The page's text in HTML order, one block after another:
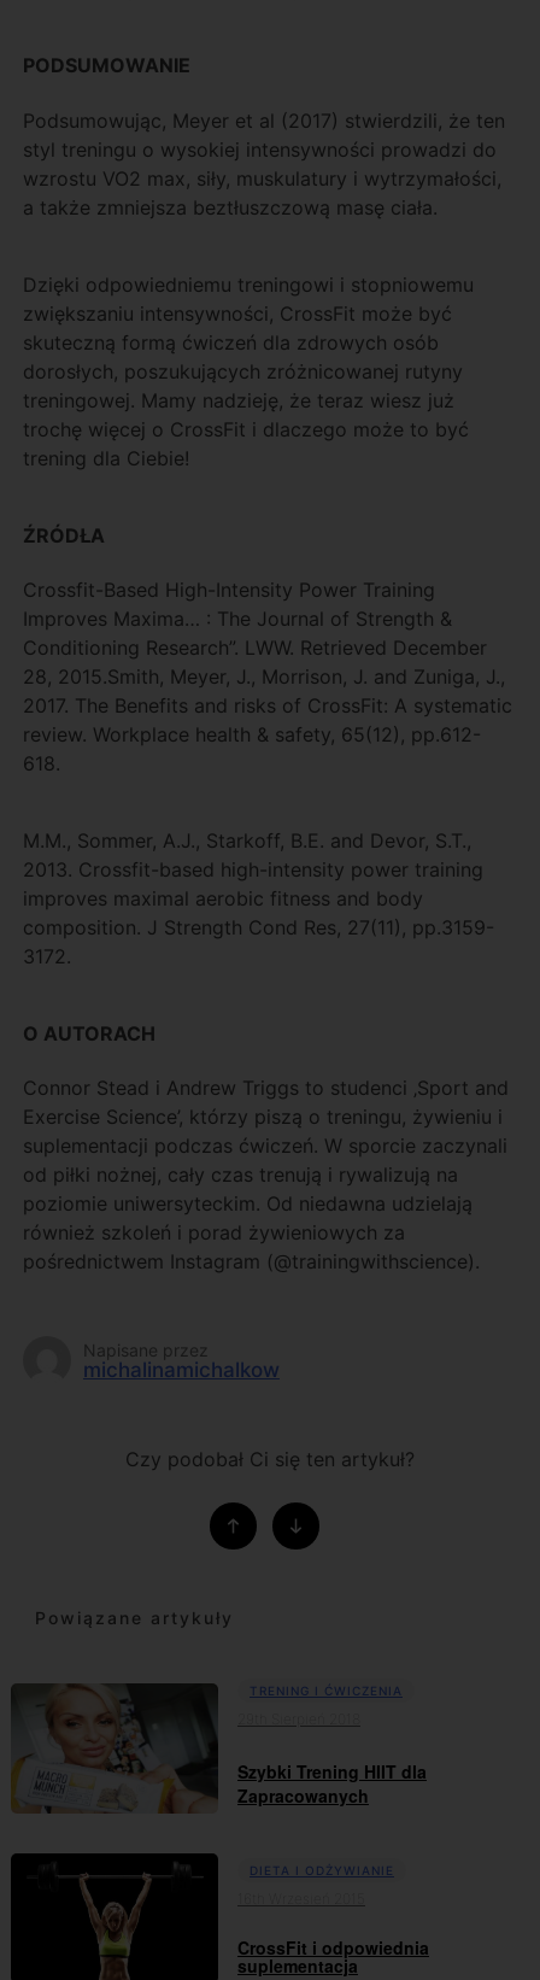
PODSUMOWANIE
Podsumowując, Meyer et al (2017) stwierdzili, że ten
styl treningu o wysokiej intensywności prowadzi do
wzrostu VO2 max, siły, muskulatury i wytrzymałości,
a także zmniejsza beztłuszczową masę ciała.
Dzięki odpowiedniemu treningowi i stopniowemu
zwiększaniu intensywności, CrossFit może być
skuteczną formą ćwiczeń dla zdrowych osób
dorosłych, poszukujących zróżnicowanej rutyny
treningowej. Mamy nadzieję, że teraz wiesz już
trochę więcej o CrossFit i dlaczego może to być
trening dla Ciebie!
ŹRÓDŁA
Crossfit-Based High-Intensity Power Training
Improves Maxima… : The Journal of Strength &
Conditioning Research”. LWW. Retrieved December
28, 2015.Smith, Meyer, J., Morrison, J. and Zuniga, J.,
2017. The Benefits and risks of CrossFit: A systematic
review. Workplace health & safety, 65(12), pp.612-
618.
M.M., Sommer, A.J., Starkoff, B.E. and Devor, S.T.,
2013. Crossfit-based high-intensity power training
improves maximal aerobic fitness and body
composition. J Strength Cond Res, 27(11), pp.3159-
3172.
O AUTORACH
Connor Stead i Andrew Triggs to studenci ‚Sport and
Exercise Science’, którzy piszą o treningu, żywieniu i
suplementacji podczas ćwiczeń. W sporcie zaczynali
od piłki nożnej, cały czas trenują i rywalizują na
poziomie uniwersyteckim. Od niedawna udzielają
również szkoleń i porad żywieniowych za
pośrednictwem Instagram (@trainingwithscience).
Napisane przez
michalinamichalkow
Czy podobał Ci się ten artykuł?
Powiązane artykuły
TRENING I ĆWICZENIA
Szybki Trening HIIT dla
Zapracowanych
DIETA I ODŻYWIANIE
CrossFit i odpowiednia
suplementacja